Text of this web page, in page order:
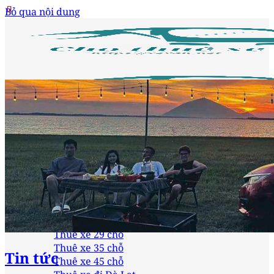
Bỏ qua nội dung
Trang chủ
Loại xe
Thuê xe 4 chỗ
Thuê xe 7 chỗ
Thuê xe 16 chỗ
Thuê xe 24 chỗ
Thuê xe 29 chỗ
Thuê xe 35 chỗ
Thuê xe 45 chỗ
Tin tức